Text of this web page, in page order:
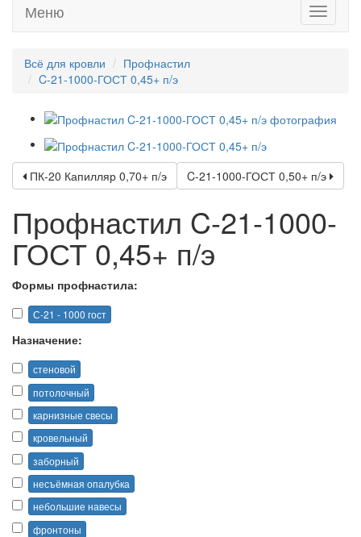
Toggle
Меню
Всё для кровли
Профнастил
C-21-1000-ГОСТ 0,45+ п/э
ПК-20 Капилляр 0,70+ п/э C-21-1000-ГОСТ 0,50+ п/э
Профнастил C-21-1000-
ГОСТ 0,45+ п/э
Формы профнастила:
С-21 - 1000 гост
Назначение:
стеновой
потолочный
карнизные свесы
кровельный
заборный
несъёмная опалубка
небольшие навесы
фронтоны